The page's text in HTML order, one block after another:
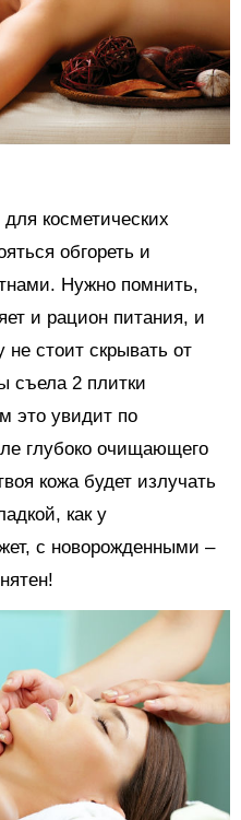
косметических
обгореть и
Нужно помнить,
и рацион питания, и
стоит скрывать от
съела 2 плитки
это увидит по
глубоко очищающего
кожа будет излучать
как у
с новорожденными –